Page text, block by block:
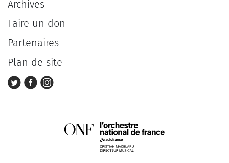
Archives
Faire un don
Partenaires
Plan de site